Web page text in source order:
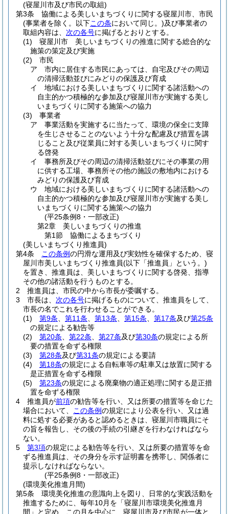
(寝屋川市及び市民の取組)
第3条
協働による美しいまちづくりに関する寝屋川市、市民
(事業者を除く。以下この条において同じ。)及び事業者の
取組内容は、 次の各号に掲げるとおりとする。
(1)
寝屋川市 美しいまちづくりの推進に関する総合的な
施策の策定及び実施
(2)
市民
ア
市内に居住する市民にあっては、自宅及びその周辺
の清掃活動並びにみどりの保護及び育成
イ
地域における美しいまちづくりに関する諸活動への
自主的かつ積極的な参加及び寝屋川市が実施する美し
いまちづくりに関する施策への協力
(3)
事業者
ア
事業活動を実施するに当たって、環境の保全に支障
を生じさせることのないよう十分な配慮及び措置を講
じること及び従業員に対する美しいまちづくりに関す
る啓発
イ
事務所及びその周辺の清掃活動並びにその事業の用
に供する工場、事務所その他の施設の敷地内における
みどりの保護及び育成
ウ
地域における美しいまちづくりに関する諸活動への
自主的かつ積極的な参加及び寝屋川市が実施する美し
いまちづくりに関する施策への協力
(平25条例8・一部改正)
第2章
美しいまちづくりの推進
第1節
協働によるまちづくり
(美しいまちづくり推進員)
第4条
この条例の円滑な運用及び実効性を確保するため、寝
屋川市美しいまちづくり推進員(以下「推進員」という。)
を置き、推進員は、美しいまちづくりに関する啓発、指導
その他の諸活動を行うものとする。
2
推進員は、市民の中から市長が委嘱する。
3
市長は、 次の各号に掲げるものについて、推進員をして、
市長の名でこれを行わせることができる。
(1)
第9条 第11条 第13条 第15条 第17条及び第25条
の規定による勧告等
(2)
第20条 第22条 第27条及び第30条の規定による所
要の措置を命ずる権限
(3)
第28条及び第31条の規定による要請
(4)
第18条の規定による自転車等の駐車又は放置に関する
是正措置を命ずる権限
(5)
第23条の規定による廃棄物の適正処理に関する是正措
置を命ずる権限
4
推進員が前項の勧告等を行い、又は所要の措置等を命じた
場合において、
この条例の規定により公表を行い、又は過
料に処する必要があると認めるときは、寝屋川市職員にそ
の旨を報告し、その後の手続の引継ぎを行わなければなら
ない。
5
第3項の規定による勧告等を行い、又は所要の措置等を命
ずる推進員は、その身分を示す証明書を携帯し、関係者に
提示しなければならない。
(平25条例8・一部改正)
(環境美化推進月間)
第5条
環境美化推進の意識向上を図り、日常的な実践活動を
推進するために、毎年10月を「寝屋川市環境美化推進月
間」と定め、この月を中心に、寝屋川市及び市民が一体と